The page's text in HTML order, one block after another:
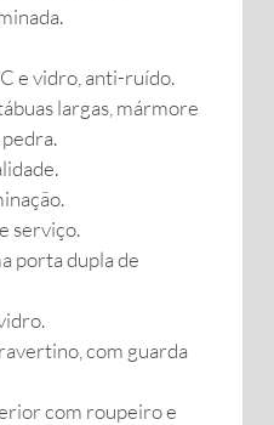
e vidro, anti-ruído.
largas, mármore
serviço.
porta dupla de
com guarda
com roupeiro e